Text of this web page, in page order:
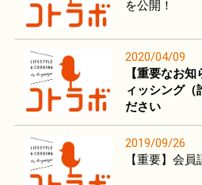
を公開！
2020/04/09
【重要なお
ィッシング（
ださい
2019/09/26
【重要】会